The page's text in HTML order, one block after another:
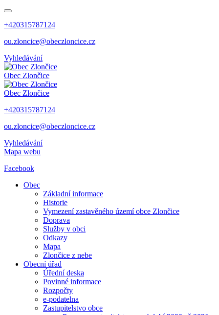
+420315787124
ou.zloncice@obeczloncice.cz
Vyhledávání
Obec Zlončice
Obec Zlončice
+420315787124
ou.zloncice@obeczloncice.cz
Vyhledávání
Mapa webu
Facebook
Obec
Základní informace
Historie
Vymezení zastavěného území obce Zlončice
Doprava
Služby v obci
Odkazy
Mapa
Zlončice z nebe
Obecní úřad
Úřední deska
Povinné informace
Rozpočty
e-podatelna
Zastupitelstvo obce